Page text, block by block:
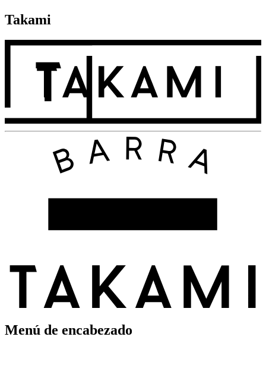
Takami
Menú de encabezado